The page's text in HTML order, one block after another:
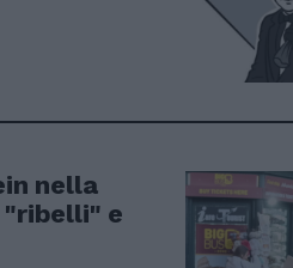
nella
e